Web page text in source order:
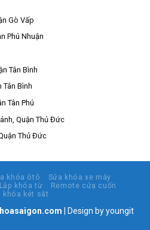
Gò Vấp
Phú Nhuận
Tân Bình
Tân Bình
Tân Phú
Quận Thủ Đức
Thủ Đức
khóa ôtô
Sửa khóa xe máy
Lắp khóa từ
Remote cửa cuốn
khóa két sắt
| Design byyoungit